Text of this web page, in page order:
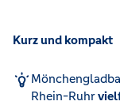
Kurz und kompakt
Rhein-Ruhr